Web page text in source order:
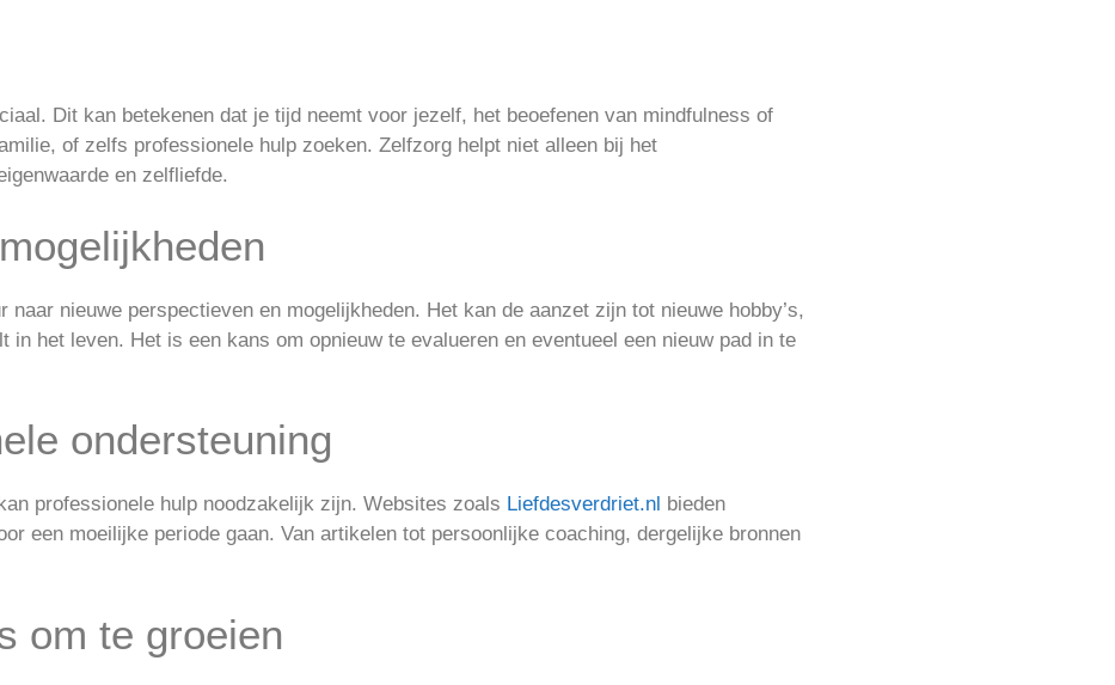
Dit kan betekenen dat je tijd neemt voor jezelf, het beoefenen van mindfulness of
of zelfs professionele hulp zoeken. Zelfzorg helpt niet alleen bij het
en zelfliefde.
nieuwe perspectieven en mogelijkheden. Het kan de aanzet zijn tot nieuwe hobby’s,
het leven. Het is een kans om opnieuw te evalueren en eventueel een nieuw pad in te
ondersteuning
professionele hulp noodzakelijk zijn. Websites zoals Liefdesverdriet.nl bieden
een moeilijke periode gaan. Van artikelen tot persoonlijke coaching, dergelijke bronnen
om te groeien